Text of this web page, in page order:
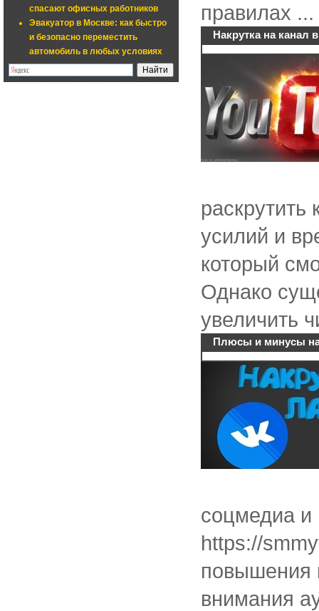
спасают офисных работников
Эвакуатор в Москве: как быстро
и безопасно переместить
автомобиль в любых условиях
правилах ...
Накрутка на
усилий и
который
Однако
увеличить
Плюсы и минусы
соцмедиа и
https://
повышения
внимания